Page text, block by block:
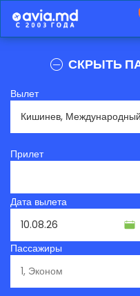
СКРЫТЬ
Вылет
Прилет
Дата вылета
Пассажиры